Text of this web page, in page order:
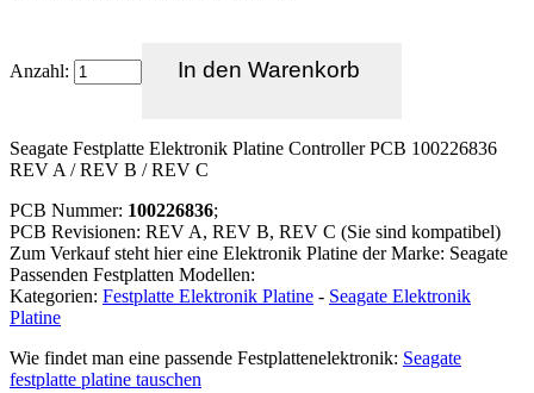
Anzahl:
Seagate Festplatte Elektronik Platine Controller PCB 100226836
REV A / REV B / REV C
PCB Nummer: 100226836;
PCB Revisionen: REV A, REV B, REV C (Sie sind kompatibel)
Zum Verkauf steht hier eine Elektronik Platine der Marke: Seagate
Passenden Festplatten Modellen:
Kategorien: Festplatte Elektronik Platine - Seagate Elektronik
Platine
Wie findet man eine passende Festplattenelektronik: Seagate
festplatte platine tauschen